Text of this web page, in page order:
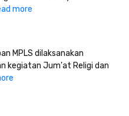
more
MPLS dilaksanakan
kegiatan Jum'at Religi dan